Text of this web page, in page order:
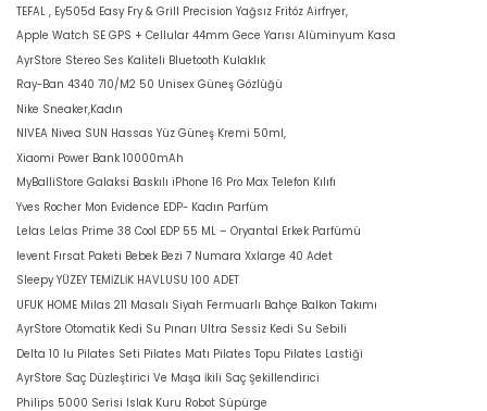
TEFAL , Ey505d Easy Fry & Grill Precision Yağsız Fritöz Airfryer,
Apple Watch SE GPS + Cellular 44mm Gece Yarısı Alüminyum Kasa
AyrStore Stereo Ses Kaliteli Bluetooth Kulaklık
Ray-Ban 4340 710/M2 50 Unisex Güneş Gözlüğü
Nike Sneaker,Kadın
NIVEA Nivea SUN Hassas Yüz Güneş Kremi 50ml,
Xiaomi Power Bank 10000mAh
MyBalliStore Galaksi Baskılı iPhone 16 Pro Max Telefon Kılıfı
Yves Rocher Mon Evidence EDP- Kadın Parfüm
Lelas Lelas Prime 38 Cool EDP 55 ML – Oryantal Erkek Parfümü
levent Fırsat Paketi Bebek Bezi 7 Numara Xxlarge 40 Adet
Sleepy YÜZEY TEMİZLİK HAVLUSU 100 ADET
UFUK HOME Milas 211 Masalı Siyah Fermuarlı Bahçe Balkon Takımı
AyrStore Otomatik Kedi Su Pınarı Ultra Sessiz Kedi Su Sebili
Delta 10 lu Pilates Seti Pilates Matı Pilates Topu Pilates Lastiği
AyrStore Saç Düzleştirici Ve Maşa İkili Saç Şekillendirici
Philips 5000 Serisi Islak Kuru Robot Süpürge